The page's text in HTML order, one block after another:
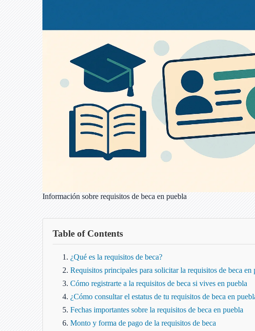
Información sobre requisitos de beca en puebla
Table of Contents
¿Qué es la requisitos de beca?
Requisitos principales para solicitar la requisitos de beca en
Cómo registrarte a la requisitos de beca si vives en puebla
¿Cómo consultar el estatus de tu requisitos de beca en
Fechas importantes sobre la requisitos de beca en puebla
Monto y forma de pago de la requisitos de beca